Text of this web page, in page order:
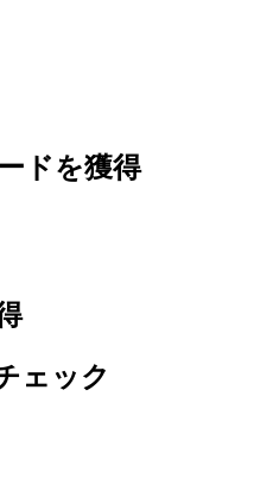
ドを獲得
ェック